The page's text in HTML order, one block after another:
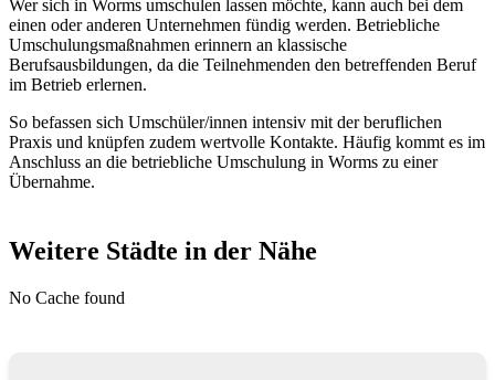
Wer sich in Worms umschulen lassen möchte, kann auch bei dem
einen oder anderen Unternehmen fündig werden. Betriebliche
Umschulungsmaßnahmen erinnern an klassische
Berufsausbildungen, da die Teilnehmenden den betreffenden Beruf
im Betrieb erlernen.
So befassen sich Umschüler/innen intensiv mit der beruflichen
Praxis und knüpfen zudem wertvolle Kontakte. Häufig kommt es im
Anschluss an die betriebliche Umschulung in Worms zu einer
Übernahme.
Weitere Städte in der Nähe
No Cache found